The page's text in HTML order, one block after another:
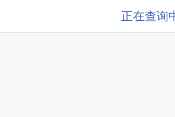
正在查询